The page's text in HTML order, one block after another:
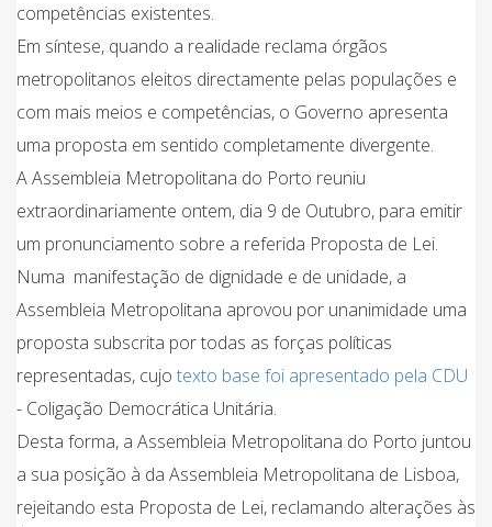
competências existentes.
Em síntese, quando a realidade reclama órgãos
metropolitanos eleitos directamente pelas populações e
com mais meios e competências, o Governo apresenta
uma proposta em sentido completamente divergente.
A Assembleia Metropolitana do Porto reuniu
extraordinariamente ontem, dia 9 de Outubro, para emitir
um pronunciamento sobre a referida Proposta de Lei.
Numa manifestação de dignidade e de unidade, a
Assembleia Metropolitana aprovou por unanimidade uma
proposta subscrita por todas as forças políticas
representadas, cujo texto base foi apresentado pela CDU
- Coligação Democrática Unitária.
Desta forma, a Assembleia Metropolitana do Porto juntou
a sua posição à da Assembleia Metropolitana de Lisboa,
rejeitando esta Proposta de Lei, reclamando alterações às